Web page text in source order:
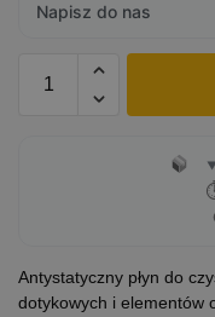
Napisz do nas
▼
Antystatyczny płyn do
dotykowych i elementów